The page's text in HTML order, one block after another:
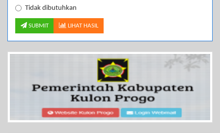
Tidak dibutuhkan
SUBMIT LIHAT HASIL